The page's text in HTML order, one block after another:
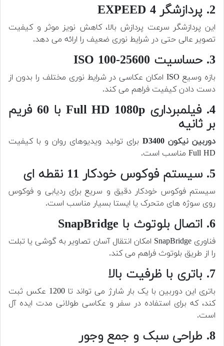
2. پردازشگر EXPEED 4
این پردازشگر سرعت پردازش بالا، کاهش نویز موثر و کیفیت
تصویر عالی حتی در شرایط نوری ضعیف را ارائه می دهد.
3. حساسیت ISO 100-25600
بازه وسیع ISO امکان عکاسی در شرایط نوری مختلف را بدون از
دست دادن کیفیت فراهم می کند.
4. فیلمبرداری Full HD 1080p با 60 فریم
بر ثانیه
دوربین نیکون D3400
برای تولید ویدیوهای روان و با کیفیت
Full HD مناسب است.
5. سیستم فوکوس خودکار 11 نقطه ای
سیستم فوکوس خودکار دقیق و سریع برای ردیابی و فوکوس
روی سوژه های متحرک یا ایستا بسیار مناسب است.
6. اتصال بلوتوث با SnapBridge
فناوری SnapBridge امکان انتقال آسان تصاویر به گوشی یا تبلت
را از طریق بلوتوث فراهم می کند.
7. باتری با ظرفیت بالا
باتری این دوربین با یک بار شارژ می تواند تا 1200 عکس ثبت
کند، که برای استفاده در سفر و عکاسی طولانی مدت ایده آل
است.
8. طراحی سبک و جمع وجور